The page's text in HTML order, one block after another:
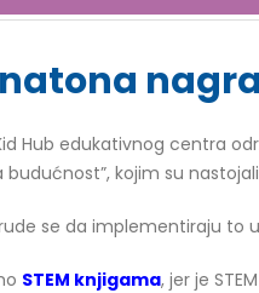
Hub edukativnog centra
kojim su
se da implementiraju
STEM knjigama, jer je